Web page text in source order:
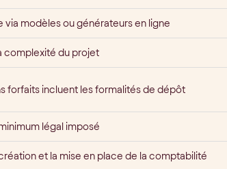
via modèles ou générateurs en ligne
complexité du projet
forfaits incluent les formalités de dépôt
légal imposé
création et la mise en place de la comptabilité